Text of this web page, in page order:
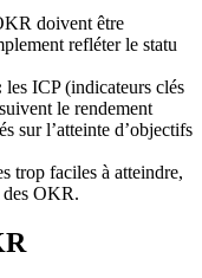
doivent être
refléter le statu
les ICP (indicateurs clés
le rendement
sur l’atteinte d’objectifs
trop faciles à atteindre,
des OKR.